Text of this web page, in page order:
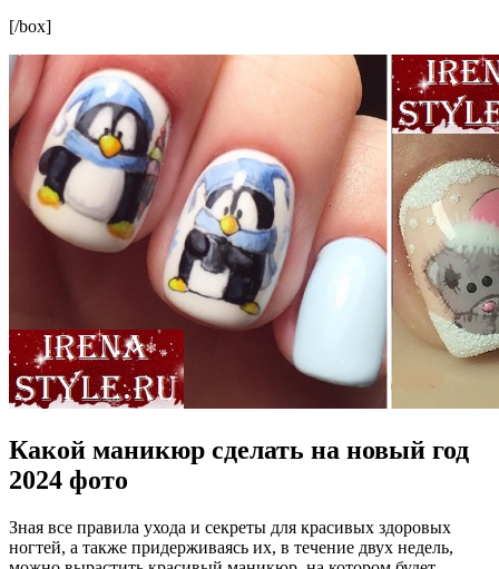
[/box]
Какой маникюр сделать на новый год
2024 фото
Зная все правила ухода и секреты для красивых здоровых
ногтей, а также придерживаясь их, в течение двух недель,